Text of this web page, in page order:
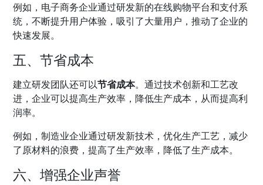
例如，电子商务企业通过研发新的在线购物平台和支付系
统，不断提升用户体验，吸引了大量用户，推动了企业的
快速发展。
五、节省成本
建立研发团队还可以节省成本。通过技术创新和工艺改
进，企业可以提高生产效率，降低生产成本，从而提高利
润率。
例如，制造业企业通过研发新技术，优化生产工艺，减少
了原材料的浪费，提高了生产效率，降低了生产成本。
六、增强企业声誉